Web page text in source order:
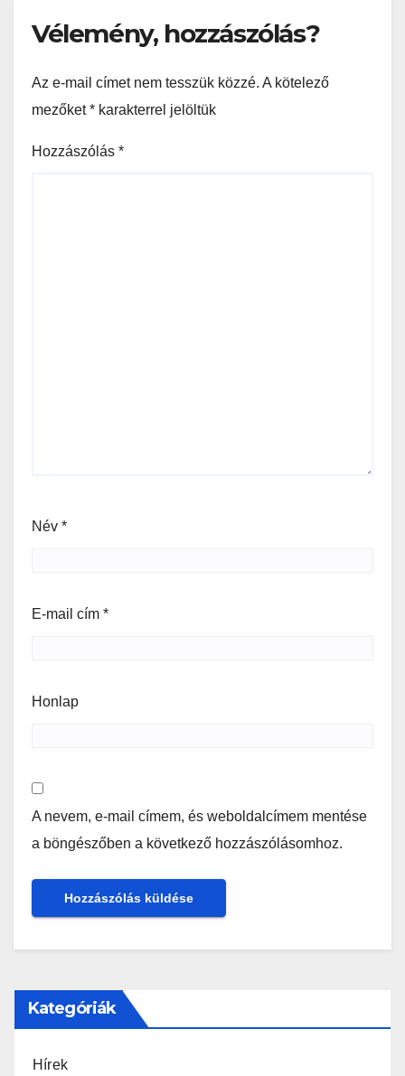
Vélemény, hozzászólás?
Az e-mail címet nem tesszük közzé. A kötelező
mezőket* karakterrel jelöltük
Hozzászólás *
Név *
E-mail cím *
Honlap
A nevem, e-mail címem, és weboldalcímem mentése
a böngészőben a következő hozzászólásomhoz.
Kategóriák
Hírek